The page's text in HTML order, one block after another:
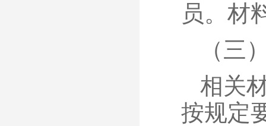
员。材
（三
相关
按规定